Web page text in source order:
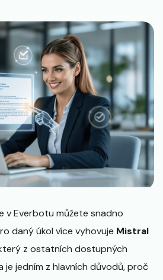
v Everbotu můžete snadno
daný úkol více vyhovuje Mistral
z ostatních dostupných
je jedním z hlavních důvodů, proč